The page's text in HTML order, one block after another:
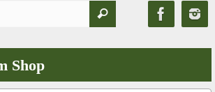
Suchen
Shop